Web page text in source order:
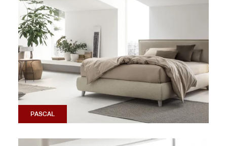
PASCAL